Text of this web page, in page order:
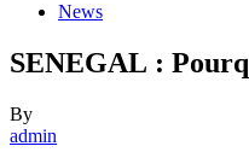
News
SENEGAL :
By
admin